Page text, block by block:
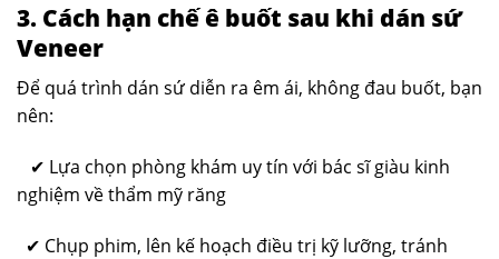
3. Cách hạn chế ê buốt sau khi dán sứ
Veneer
Để quá trình dán sứ diễn ra êm ái, không đau buốt, bạn
nên:
✔ Lựa chọn phòng khám uy tín với bác sĩ giàu kinh
nghiệm về thẩm mỹ răng
✔ Chụp phim, lên kế hoạch điều trị kỹ lưỡng, tránh